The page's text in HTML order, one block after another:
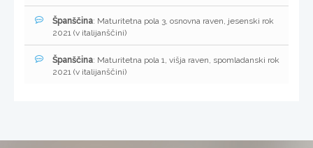
Španščina: Maturitetna pola 3, osnovna raven, jesenski rok
2021 (v italijanščini)
Španščina: Maturitetna pola 1, višja raven, spomladanski rok
2021 (v italijanščini)